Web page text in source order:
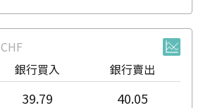
CHF
銀行買入
銀行賣出
39.79
40.05